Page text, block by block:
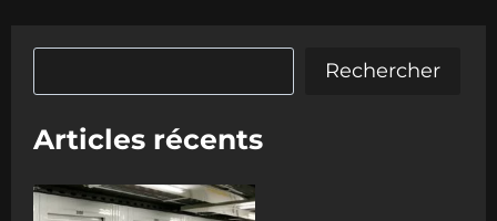
LA
PARTIR
DÉCEMBRE
Rechercher
Articles récents